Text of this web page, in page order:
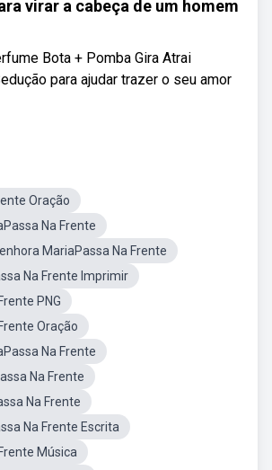
virar a cabeça de um homem
Bota + Pomba Gira Atrai
para ajudar trazer o seu amor
Oração
Na Frente
MariaPassa Na Frente
Na Frente Imprimir
PNG
Oração
Na Frente
Na Frente
Na Frente
Na Frente Escrita
Música